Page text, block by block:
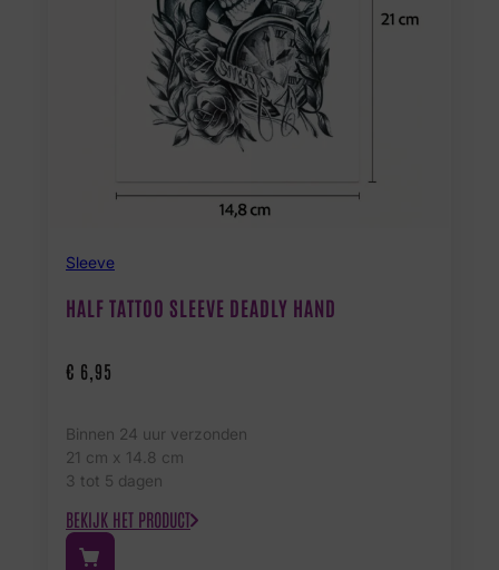
Sleeve
HALF TATTOO SLEEVE DEADLY HAND
€ 6,95
Binnen 24 uur verzonden
21 cm x 14.8 cm
3 tot 5 dagen
BEKIJK HET PRODUCT